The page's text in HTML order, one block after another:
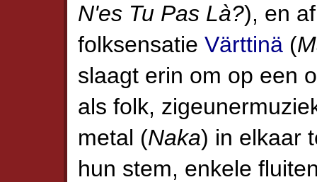
N'es Tu Pas Là?), en
folksensatie Värttinä (
slaagt erin om op een
als folk,
metal (Naka) in elkaar
hun stem, enkele